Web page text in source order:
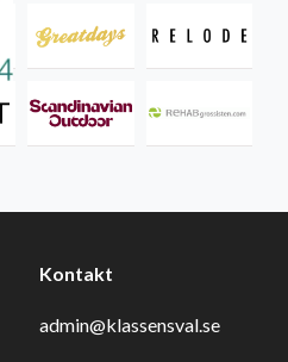
Kontakt
admin@klassensval.se